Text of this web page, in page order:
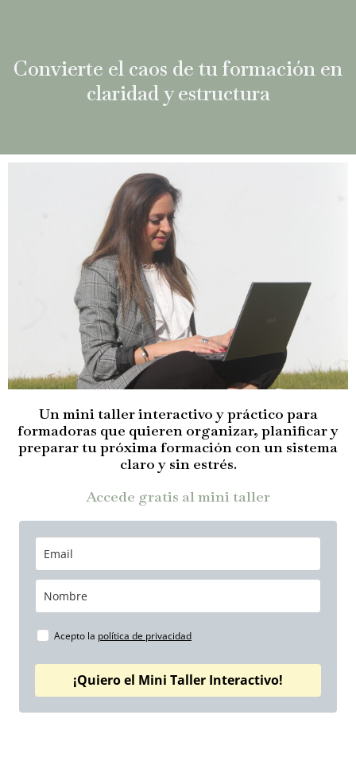
Convierte el caos de tu formación en
claridad y estructura
Un mini taller interactivo y práctico para
formadoras que quieren organizar, planificar y
preparar tu próxima formación con un sistema
claro y sin estrés.
Accede gratis al mini taller
Acepto la política de privacidad
¡Quiero el Mini Taller Interactivo!